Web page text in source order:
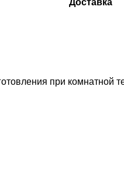
Доставка
при